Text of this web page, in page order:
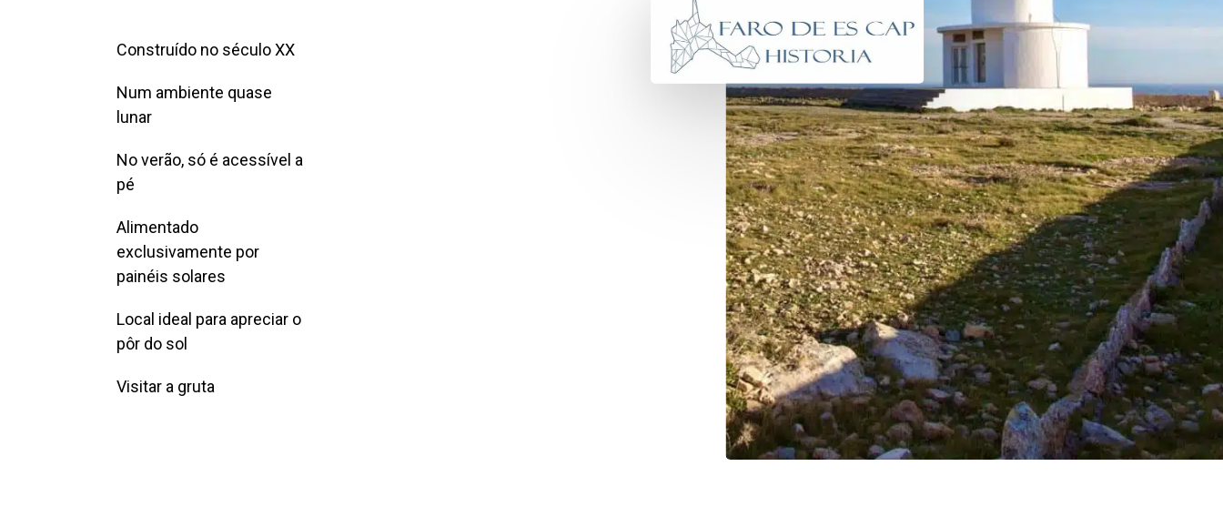
Construído no século XX
Num ambiente quase
lunar
No verão, só é acessível a
pé
Alimentado
exclusivamente por
painéis solares
Local ideal para apreciar o
pôr do sol
Visitar a gruta